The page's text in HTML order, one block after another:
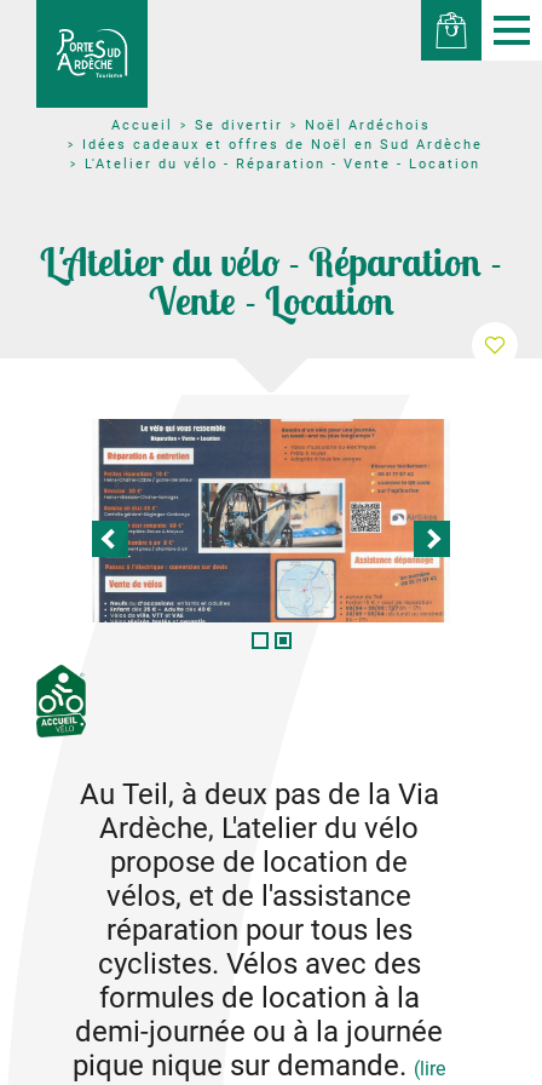
Accueil Se divertir
Noël Ardéchois
Idées cadeaux et offres de Noël en Sud Ardèche
L'Atelier du vélo - Réparation - Vente - Location
L'Atelier du vélo - Réparation -
Vente - Location
Au Teil, à deux pas de la Via
Ardèche, L'atelier du vélo
propose de location de
vélos, et de l'assistance
réparation pour tous les
cyclistes. Vélos avec des
formules de location à la
demi-journée ou à la journée
pique nique sur demande. (lire